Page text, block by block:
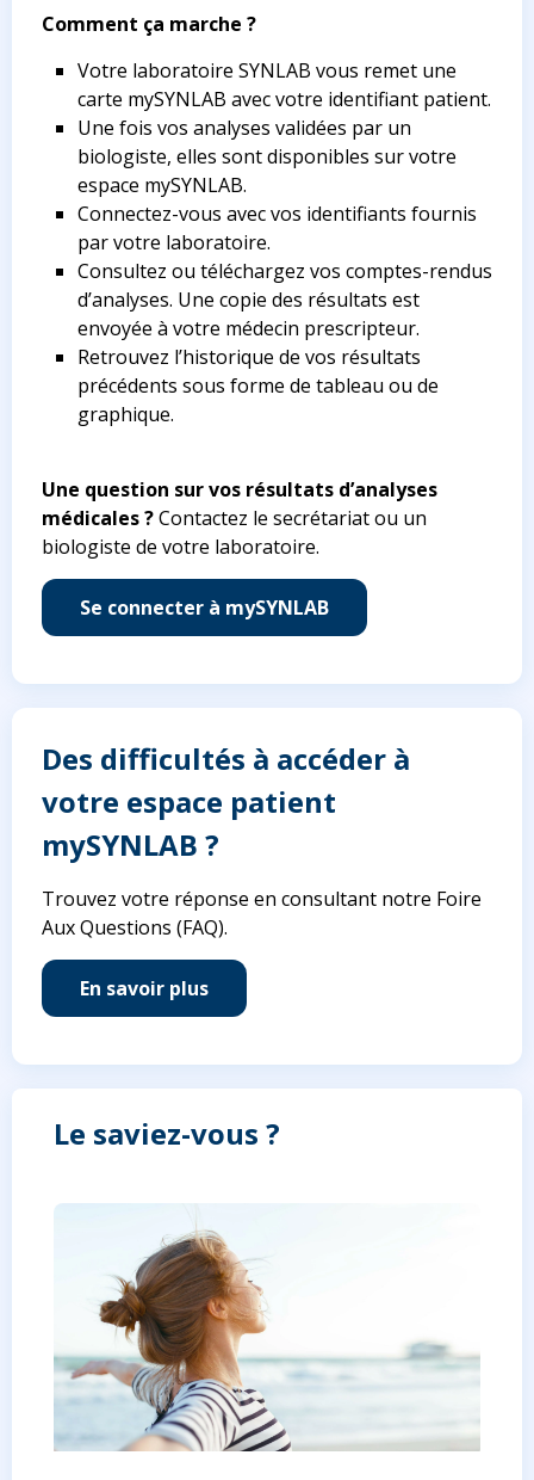
Comment ça marche ?
Votre laboratoire SYNLAB vous remet une
carte mySYNLAB avec votre identifiant patient.
Une fois vos analyses validées par un
biologiste, elles sont disponibles sur votre
espace mySYNLAB.
Connectez-vous avec vos identifiants fournis
par votre laboratoire.
Consultez ou téléchargez vos comptes-rendus
d’analyses. Une copie des résultats est
envoyée à votre médecin prescripteur.
Retrouvez l’historique de vos résultats
précédents sous forme de tableau ou de
graphique.
Une question sur vos résultats d’analyses
médicales ?Contactez le secrétariat ou un
biologiste de votre laboratoire.
Se connecter à mySYNLAB
Des difficultés à accéder à
votre espace patient
mySYNLAB ?
Trouvez votre réponse en consultant notre Foire
Aux Questions (FAQ).
En savoir plus
Le saviez-vous ?